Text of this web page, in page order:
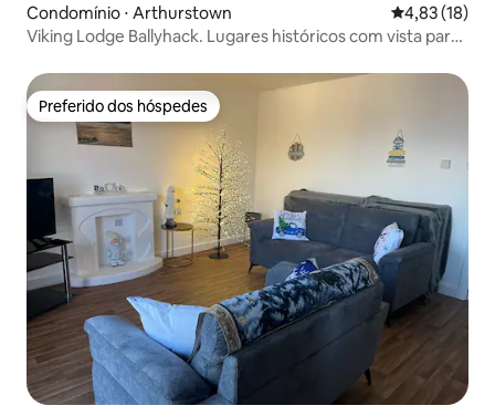
Condomínio ⋅ Arthurstown 4,83 de uma
4,83 (18)
Viking Lodge Ballyhack. Lugares históricos com vista para
Preferido dos hóspedes
Preferido dos hóspedes